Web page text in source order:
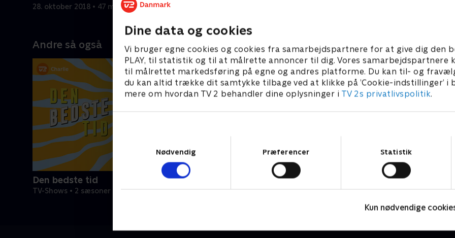
Dine data og cookies
Vi bruger egne cookies og cookies fra samarbejdspartnere for at give dig den
PLAY, til statistik og til at målrette annoncer til dig. Vores samarbejdspartnere
til målrettet markedsføring på egne og andres platforme. Du kan til- og
du kan altid trække dit samtykke tilbage ved at klikke på ’Cookie-indstillinger’ i
mere om hvordan TV 2 behandler dine oplysninger i TV 2s privatlivspolitik.
Nødvendig
Præferencer Statistik
Kun nødvendige
Nu samler Jarl sin familie og flytter
tilbage til 1963. Til en tid hvor
tavshed var guld, Beatlemania var et
helt nyt udtryk, og hvor rigtige mænd
gik i gabardinebukser.
28. oktober 2018 • 47 min
ikke, at håndbold snart bliver en stor
del af hendes liv. Nu samler hun sin
familie og rejser tilbage i tiden til en
tid med kvindekamp, solmærker,
fløjlsbukser og hjemmelavet keramik.
I tre dage skal familien bo og leve
som i 70'erne - helt uden
benvarmere og croptop,
emner som atomkraft,
hungersnød blev diskuteret
aftenkaffen.
Andre så også
Den bedste tid
TV-Shows • 2 sæsoner
Stormester - en chance til